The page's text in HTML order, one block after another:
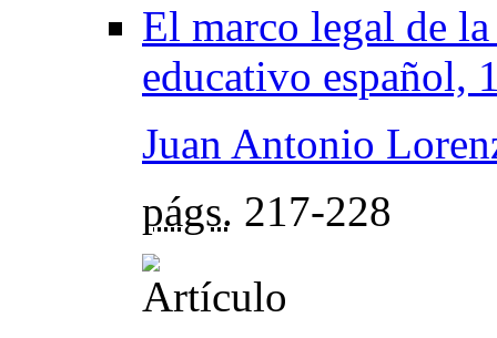
El marco legal de
educativo español,
Juan Antonio
págs. 217-228